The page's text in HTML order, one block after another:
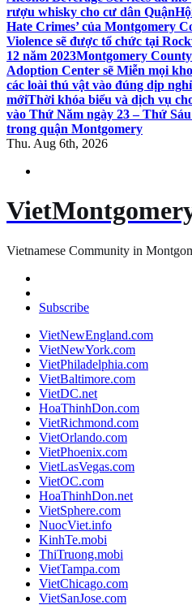
rượu whisky cho cư dân Quận
Hate Crimes’ của Montgomery
Violence sẽ được tổ chức tại
12 năm 2023Montgomery
Adoption Center sẽ Miễn mọi
các loài thú vật vào đúng dịp
mớiThời khóa biểu và dịch vụ
vào Thứ Năm ngày 23 – Thứ
trong quận Montgomery
Thu. Aug 6th, 2026
Vietnamese Community in
Subscribe
VietNewEngland.com
VietNewYork.com
VietPhiladelphia.com
VietBaltimore.com
VietDC.net
HoaThinhDon.com
VietRichmond.com
VietOrlando.com
VietPhoenix.com
VietLasVegas.com
VietOC.com
HoaThinhDon.net
VietSphere.com
NuocViet.info
KinhTe.mobi
ThiTruong.mobi
VietTampa.com
VietChicago.com
VietSanJose.com